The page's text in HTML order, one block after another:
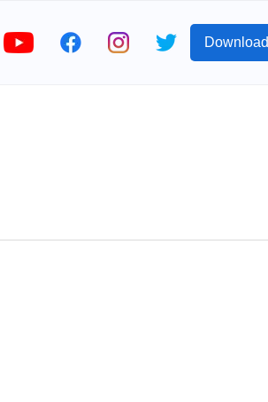
Download